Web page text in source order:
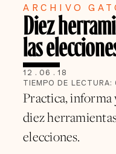
ARCHIVO
Diez
las
12 . 06 . 18
TIEMPO DE LECTURA:
Practica, informa
diez
elecciones.